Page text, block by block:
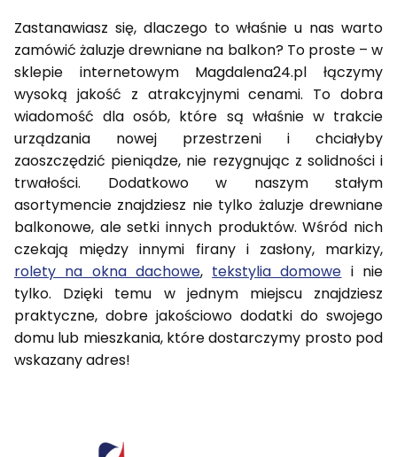
Zastanawiasz się, dlaczego to właśnie u nas warto
zamówić żaluzje drewniane na balkon? To proste – w
sklepie internetowym Magdalena24.pl łączymy
wysoką jakość z atrakcyjnymi cenami. To dobra
wiadomość dla osób, które są właśnie w trakcie
urządzania nowej przestrzeni i chciałyby
zaoszczędzić pieniądze, nie rezygnując z solidności i
trwałości. Dodatkowo w naszym stałym
asortymencie znajdziesz nie tylko żaluzje drewniane
balkonowe, ale setki innych produktów. Wśród nich
czekają między innymi firany i zasłony, markizy,
rolety na okna dachowe, tekstylia domowe i nie
tylko. Dzięki temu w jednym miejscu znajdziesz
praktyczne, dobre jakościowo dodatki do swojego
domu lub mieszkania, które dostarczymy prosto pod
wskazany adres!